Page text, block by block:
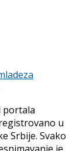
portala
u
Srbije. Svako